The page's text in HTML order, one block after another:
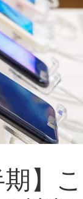
期】